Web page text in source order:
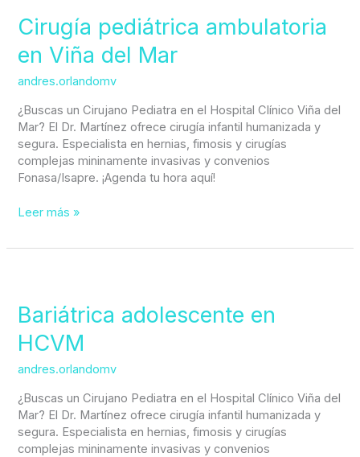
Cirugía pediátrica ambulatoria
en Viña del Mar
andres.orlandomv
¿Buscas un Cirujano Pediatra en el Hospital Clínico Viña del
Mar? El Dr. Martínez ofrece cirugía infantil humanizada y
segura. Especialista en hernias, fimosis y cirugías
complejas mininamente invasivas y convenios
Fonasa/Isapre. ¡Agenda tu hora aquí!
ambulatoria
en
Viña
Mar
Leer más »
Bariátrica adolescente en
HCVM
andres.orlandomv
¿Buscas un Cirujano Pediatra en el Hospital Clínico Viña del
Mar? El Dr. Martínez ofrece cirugía infantil humanizada y
segura. Especialista en hernias, fimosis y cirugías
complejas mininamente invasivas y convenios
en
HCVM